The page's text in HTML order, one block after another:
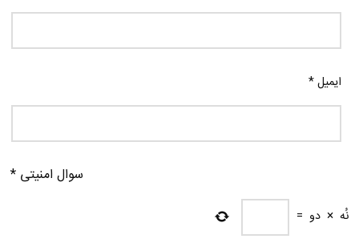
ایمیل*
سوال امنیتی *
نُه × دو =